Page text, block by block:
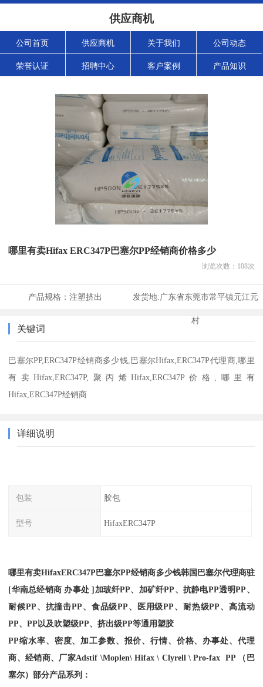
供应商机
公司首页 供应商机 关于我们 公司动态
荣誉认证 招聘中心 客户案例 产品知识
哪里有卖Hifax ERC347P巴塞尔PP经销商价格多少
浏览次数： 108次
产品规格： 注塑挤出 发货地:广东省东莞市常平镇元江元
村
关键词
巴塞尔PP,ERC347P经销商多少钱,巴塞尔Hifax,ERC347P代理商,哪里
有卖Hifax,ERC347P,聚丙烯Hifax,ERC347P价格,哪里有
Hifax,ERC347P经销商
详细说明
包装 胶包
型号 HifaxERC347P
哪里有卖HifaxERC347P 巴塞尔PP经销商多少钱韩国巴塞尔代理商驻
[华南总经销商 办事处 ]加玻纤PP、加矿纤PP、抗静电PP透明PP、
耐候PP、抗撞击PP、食品级PP、医用级PP、耐热级PP、高流动
PP、PP以及吹塑级PP、挤出级PP等通用塑胶
PP缩水率、密度、加工参数、报价、行情、价格、办事处、代理
商、经销商、厂家Adstif \Moplen\ Hifax \ Clyrell \ Pro-fax PP （巴
塞尔）部分产品系列：